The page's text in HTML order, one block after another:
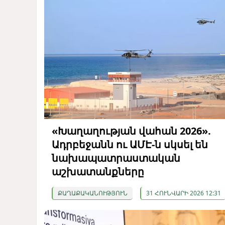
«Խաղաղության վահան 2026».
Ադրբեջանն ու ԱՄԷ-ն սկսել են
նախապատրաստական ​​
աշխատանքները
ՔԱՂԱՔԱԿԱՆՈՒԹՅՈՒՆ 31 ՀՈՒՆՎԱՐԻ 2026 12:31